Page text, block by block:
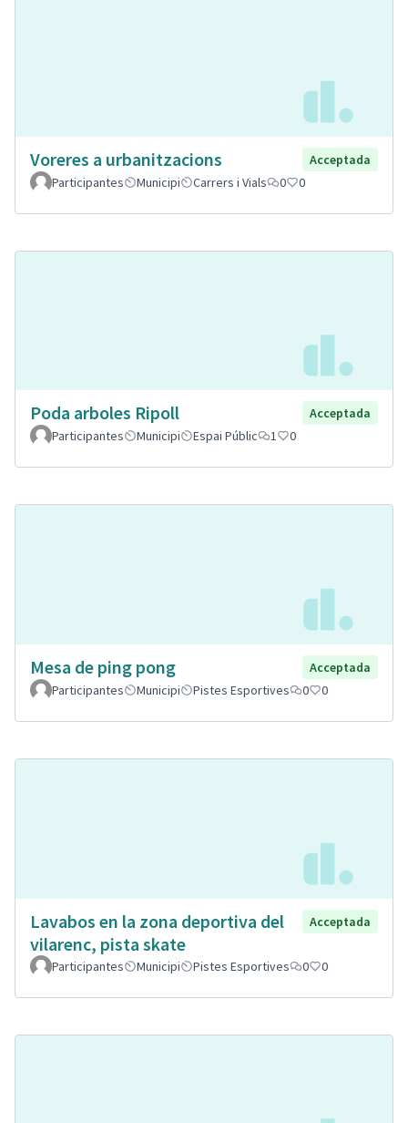
Voreres a urbanitzacions
Acceptada
Participantes
Municipi Carrers i Vials 0 0
Poda arboles Ripoll
Acceptada
Participantes
Municipi Espai Públic 1 0
Mesa de ping pong
Acceptada
Participantes
Municipi Pistes Esportives 0 0
Lavabos en la zona deportiva del
vilarenc, pista skate
Acceptada
Participantes Municipi Pistes Esportives 0 0